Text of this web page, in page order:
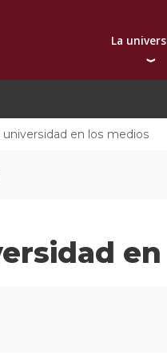
La
Presentación
Reconocimientos
Contacto
universidad en los medios